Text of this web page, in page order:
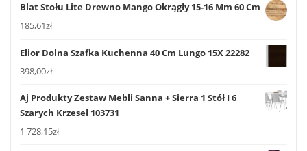
Blat Stołu Lite Drewno Mango Okrągły 15-16 Mm 60 Cm
185,61zł
Elior Dolna Szafka Kuchenna 40 Cm Lungo 15X 22282
398,00zł
Aj Produkty Zestaw Mebli Sanna + Sierra 1 Stół I 6
Szarych Krzeseł 103731
1 728,15zł